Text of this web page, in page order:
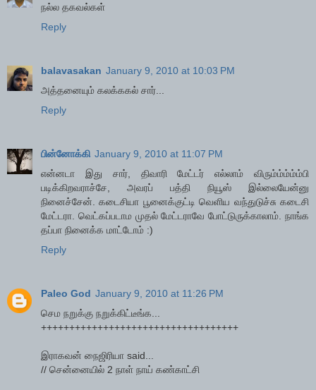
நல்ல தகவல்கள்
Reply
balavasakan January 9, 2010 at 10:03 PM
அத்தனையும் கலக்ககல் சார்...
Reply
பின்னோக்கி January 9, 2010 at 11:07 PM
என்னடா இது சார், திவாரி மேட்டர் எல்லாம் விரும்ம்ம்ம்ம்பி
படிக்கிறவராச்சே, அவரப் பத்தி நியூஸ் இல்லையேன்னு
நினைச்சேன். கடைசியா பூனைக்குட்டி வெளிய வந்துடுச்சு கடைசி
மேட்டரா. வெட்கப்படாம முதல் மேட்டராவே போட்டுருக்காலாம். நாங்க
தப்பா நினைக்க மாட்டோம் :)
Reply
Paleo God January 9, 2010 at 11:26 PM
செம நறுக்கு நறுக்கிட்டீங்க...
+++++++++++++++++++++++++++++++++++
இராகவன் நைஜிரியா said...
// சென்னையில் 2 நாள் நாய் கண்காட்சி